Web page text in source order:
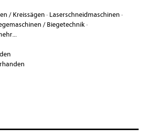
/ Kreissägen · Laserschneidmaschinen ·
/ Biegetechnik·